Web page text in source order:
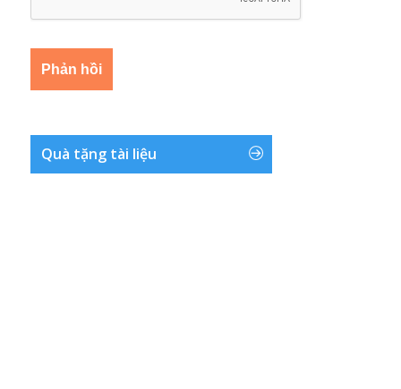
Quà tặng tài liệu